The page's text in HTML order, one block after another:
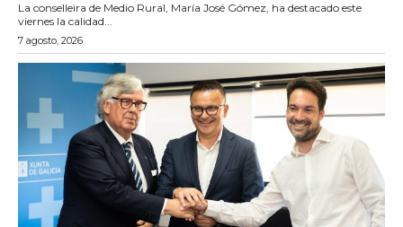
La conselleira de Medio Rural, María José Gómez, ha destacado este
viernes la calidad...
7 agosto, 2026